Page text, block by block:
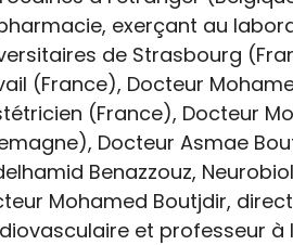
exerçant au
de Strasbourg
(France), Docteur
(France), Docteur
Docteur Asmae
Benazzouz,
Mohamed Boutjdir,
et professeur à